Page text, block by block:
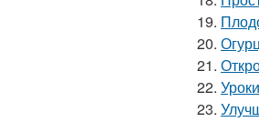
19.
20.
21.
22.
23.